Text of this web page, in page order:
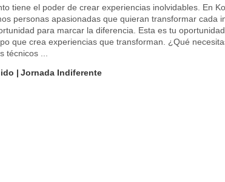
tiene el poder de crear experiencias inolvidables. En
personas apasionadas que quieran transformar cada
para marcar la diferencia. Esta es tu
que crea experiencias que transforman. ¿Qué
técnicos ...
Jornada Indiferente